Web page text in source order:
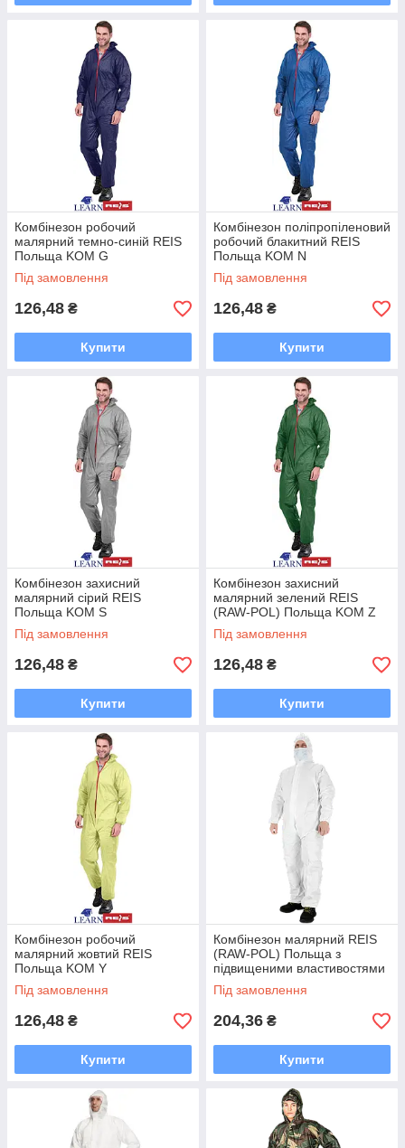
Комбінезон робочий
малярний темно-синій REIS
Польща KOM G
Під замовлення
126,48 ₴
Купити
Комбінезон поліпропіленовий
робочий блакитний REIS
Польща KOM N
Під замовлення
126,48 ₴
Купити
Комбінезон захисний
малярний сірий REIS
Польща KOM S
Під замовлення
126,48 ₴
Купити
Комбінезон захисний
малярний зелений REIS
(RAW-POL) Польща KOM Z
Під замовлення
126,48 ₴
Купити
Комбінезон робочий
малярний жовтий REIS
Польща KOM Y
Під замовлення
126,48 ₴
Купити
Комбінезон малярний REIS
(RAW-POL) Польща з
підвищеними властивостями
LAMICOM W
Під замовлення
204,36 ₴
Купити